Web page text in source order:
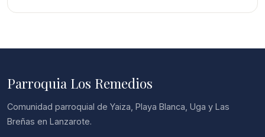
Parroquia Los Remedios
Comunidad parroquial de Yaiza, Playa Blanca, Uga y Las
Breñas en Lanzarote.